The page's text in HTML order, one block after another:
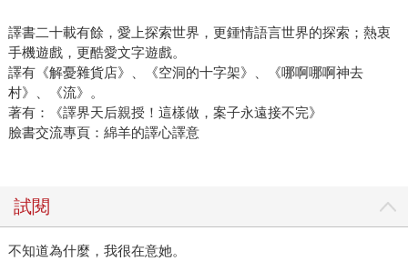
譯書二十載有餘，愛上探索世界，更鍾情語言世界的探索；熱衷
手機遊戲，更酷愛文字遊戲。
譯有《解憂雜貨店》、《空洞的十字架》、《哪啊哪啊神去
村》、《流》。
著有：《譯界天后親授！這樣做，案子永遠接不完》
臉書交流專頁：綿羊的譯心譯意
試閱
不知道為什麼，我很在意她。